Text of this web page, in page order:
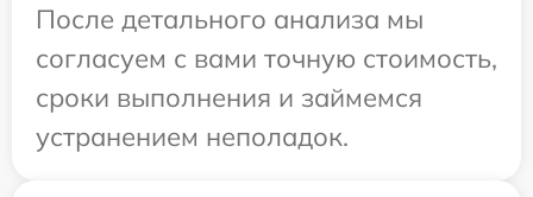
После детального анализа мы
согласуем с вами точную стоимость,
сроки выполнения и займемся
устранением неполадок.